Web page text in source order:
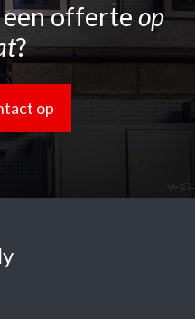
een offerteop
?
op